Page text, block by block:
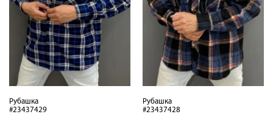
Рубашка
#23437429
Рубашка
#23437428